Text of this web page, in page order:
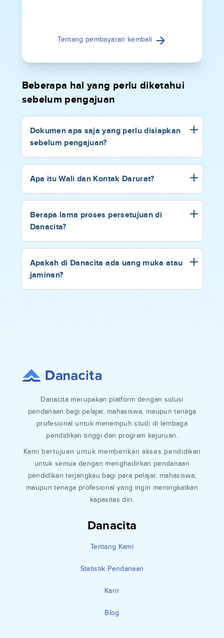
Tentang pembayaran kembali
Beberapa hal yang perlu diketahui
sebelum pengajuan
Dokumen apa saja yang perlu disiapkan
sebelum pengajuan?
Apa itu Wali dan Kontak Darurat?
Berapa lama proses persetujuan di
Danacita?
Apakah di Danacita ada uang muka atau
jaminan?
Danacita
Tentang Kami
Statistik Pendanaan
Karir
Blog
Danacita merupakan platform dengan solusi
pendanaan bagi pelajar, mahasiswa, maupun tenaga
profesional untuk menempuh studi di lembaga
pendidikan tinggi dan program kejuruan.
Kami bertujuan untuk memberikan akses pendidikan
untuk semua dengan menghadirkan pendanaan
pendidikan terjangkau bagi para pelajar, mahasiswa,
maupun tenaga profesional yang ingin meningkatkan
kapasitas diri.